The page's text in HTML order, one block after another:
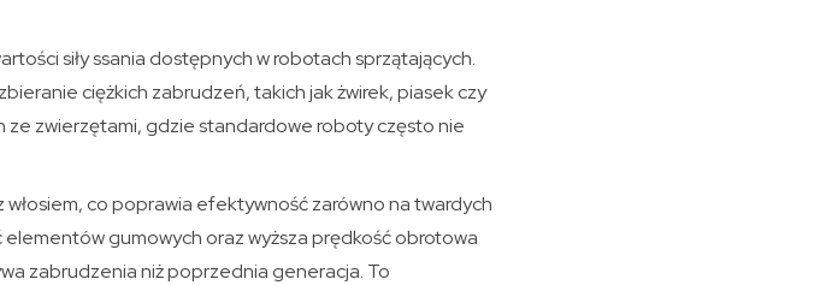
siły ssania dostępnych w robotach sprzątających.
ciężkich zabrudzeń, takich jak żwirek, piasek czy
zwierzętami, gdzie standardowe roboty często nie
co poprawia efektywność zarówno na twardych
gumowych oraz wyższa prędkość obrotowa
zabrudzenia niż poprzednia generacja. To